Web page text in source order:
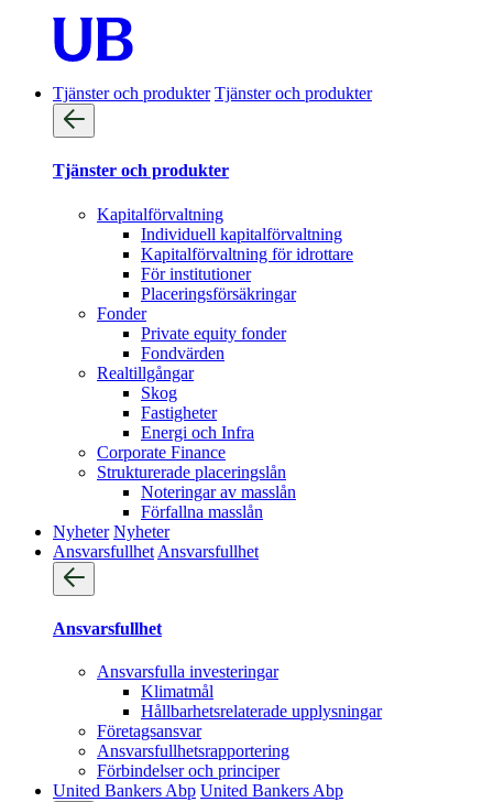
Tjänster och produkter Tjänster och produkter
Tjänster och produkter
Kapitalförvaltning
Individuell kapitalförvaltning
Kapitalförvaltning för idrottare
För institutioner
Placeringsförsäkringar
Fonder
Private equity fonder
Fondvärden
Realtillgångar
Skog
Fastigheter
Energi och Infra
Corporate Finance
Strukturerade placeringslån
Noteringar av masslån
Förfallna masslån
Nyheter Nyheter
Ansvarsfullhet Ansvarsfullhet
Ansvarsfullhet
Ansvarsfulla investeringar
Klimatmål
Hållbarhetsrelaterade upplysningar
Företagsansvar
Ansvarsfullhets­rapportering
Förbindelser och principer
United Bankers Abp United Bankers Abp